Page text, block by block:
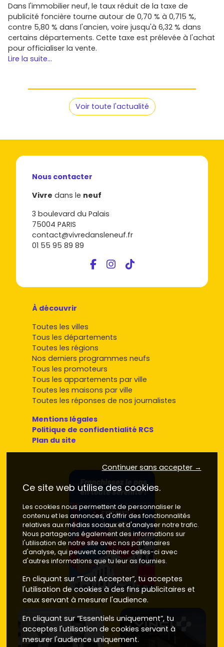
Dans l'immobilier neuf, le taux réduit de la taxe de
publicité foncière tourne autour de 0,70 % à 0,715 %,
contre 5,80 % dans l'ancien, voire jusqu'à 6,32 % dans
certains départements. Cette taxe est prélevée à l'achat
pour officialiser la vente.
Lire la suite...
Voir toute l'actualité
Nous contacter
Vivre dans le neuf
3 boulevard du Palais
75004 PARIS
contact@vivredansleneuf.fr
01 55 95 89 89
À découvrir
Toutes les villes
Tous les départements
Toutes les régions
Nos derniers programmes neufs
Tous les promoteurs
Tous les appartements par ville
Toutes les maisons par ville
Toutes les réponses de nos journalistes
Mentions légales
Politique de confidentialité RCS
Plan du site
Continuer sans accepter →
Ce site web utilise des cookies.
Les cookies nous permettent de personnaliser le
contenu et les annonces, d'offrir des fonctionnalités
relatives aux médias sociaux et d'analyser notre trafic.
Nous partageons également des informations sur
l'utilisation de notre site avec nos partenaires
d'analyse, qui peuvent combiner celles-ci avec
d'autres informations que tu leur as fournies.
En cliquant sur “Tout Accepter”, tu acceptes
l'utilisation de cookies à des fins publicitaires et
ceux servant à mesurer l'audience.
En cliquant sur “Essentiels uniquement”, tu
acceptes l'utilisation de cookies servant à
mesurer l'audience uniquement.